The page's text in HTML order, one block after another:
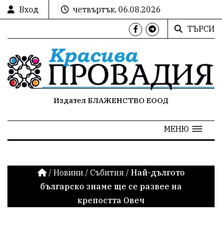
Вход
четвъртък, 06.08.2026
ТЪРСИ
Издател БЛАЖЕНСТВО ЕООД
МЕНЮ
/ Новини / Събития / Най-дългото
българско знаме ще се развее на
крепостта Овеч